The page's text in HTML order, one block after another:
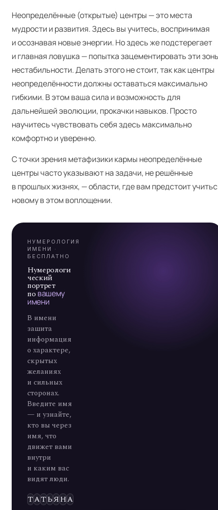
Неопределённые (открытые) центры — это места
мудрости и развития. Здесь вы учитесь, воспринимая
и осознавая новые энергии. Но здесь же подстерегает
и главная ловушка — попытка зацементировать эти
нестабильности. Делать этого не стоит, так как центры
неопределённости должны оставаться максимально
гибкими. В этом ваша сила и возможность для
дальнейшей эволюции, прокачки навыков. Просто
научитесь чувствовать себя здесь максимально
комфортно и уверенно.
С точки зрения метафизики кармы неопределённые
центры часто указывают на задачи, не решённые
в прошлых жизнях, — области, где вам предстоит
новому в этом воплощении.
А
7
НУМЕРОЛОГИЯ
ИМЕНИ ·
БЕСПЛАТНО
Нумерологи
ческий
портрет
по вашему
имени
В имени
зашита
информация
о характере,
скрытых
желаниях
и сильных
сторонах.
Введите имя
— и узнайте,
кто вы через
имя, что
движет вами
внутри
и каким вас
видят люди.
ЭЛЬД